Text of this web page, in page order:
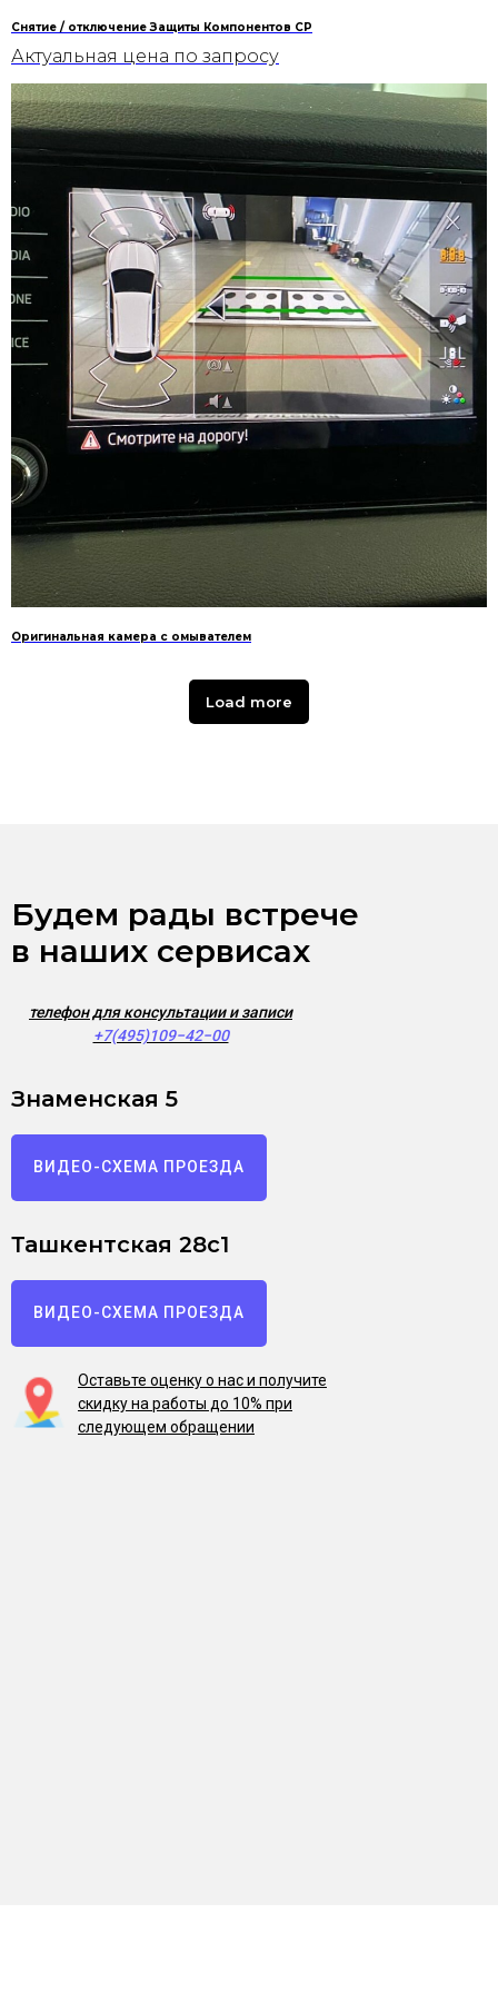
Снятие / отключение Защиты Компонентов CP
Актуальная цена по запросу
Оригинальная камера с омывателем
Load more
Будем рады встрече
в наших сервисах
телефон для консультации и записи
+7(495)109−42−00
Знаменская 5
ВИДЕО-СХЕМА ПРОЕЗДА
Ташкентская 28с1
ВИДЕО-СХЕМА ПРОЕЗДА
Оставьте оценку о нас и получите
скидку на работы до 10% при
следующем обращении